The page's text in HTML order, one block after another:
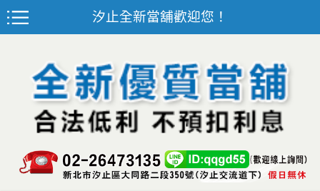
汐止全新當舖歡迎您！